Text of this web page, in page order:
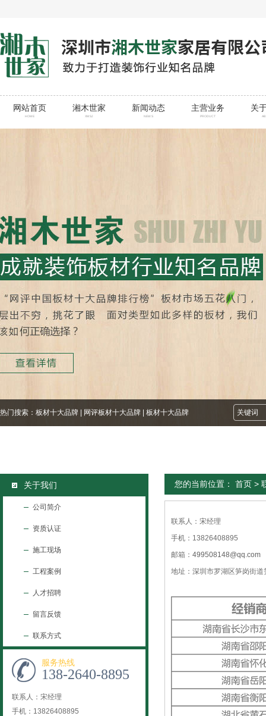
网站首页
HOME
湘木世家
XMSJ
新闻动态
NEWS
主营业务
PRODUCT
关
热门搜索： 板材十大品牌 网评板材十大品牌 板材十大品牌
您的当前位置： 首页 >
联系人：宋经理
手机：13826408895
邮箱： 499508148@qq.com
地址：深圳市罗湖区笋岗街
关于我们
公司简介
资质认证
施工现场
工程案例
人才招聘
留言反馈
联系方式
服务热线
138-2640-8895
联系人：宋经理
手机：13826408895